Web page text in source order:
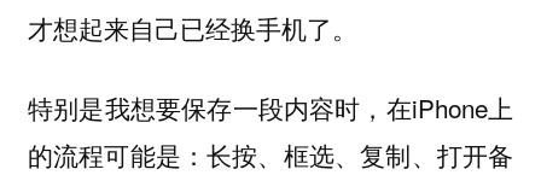
才想起来自己已经换手机了。
特别是我想要保存一段内容时，在iPhone上
的流程可能是：长按、框选、复制、打开备